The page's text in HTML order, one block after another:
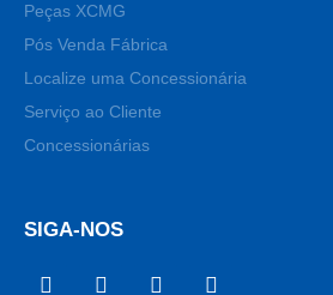
Peças XCMG
Pós Venda Fábrica
Localize uma Concessionária
Serviço ao Cliente
Concessionárias
SIGA-NOS